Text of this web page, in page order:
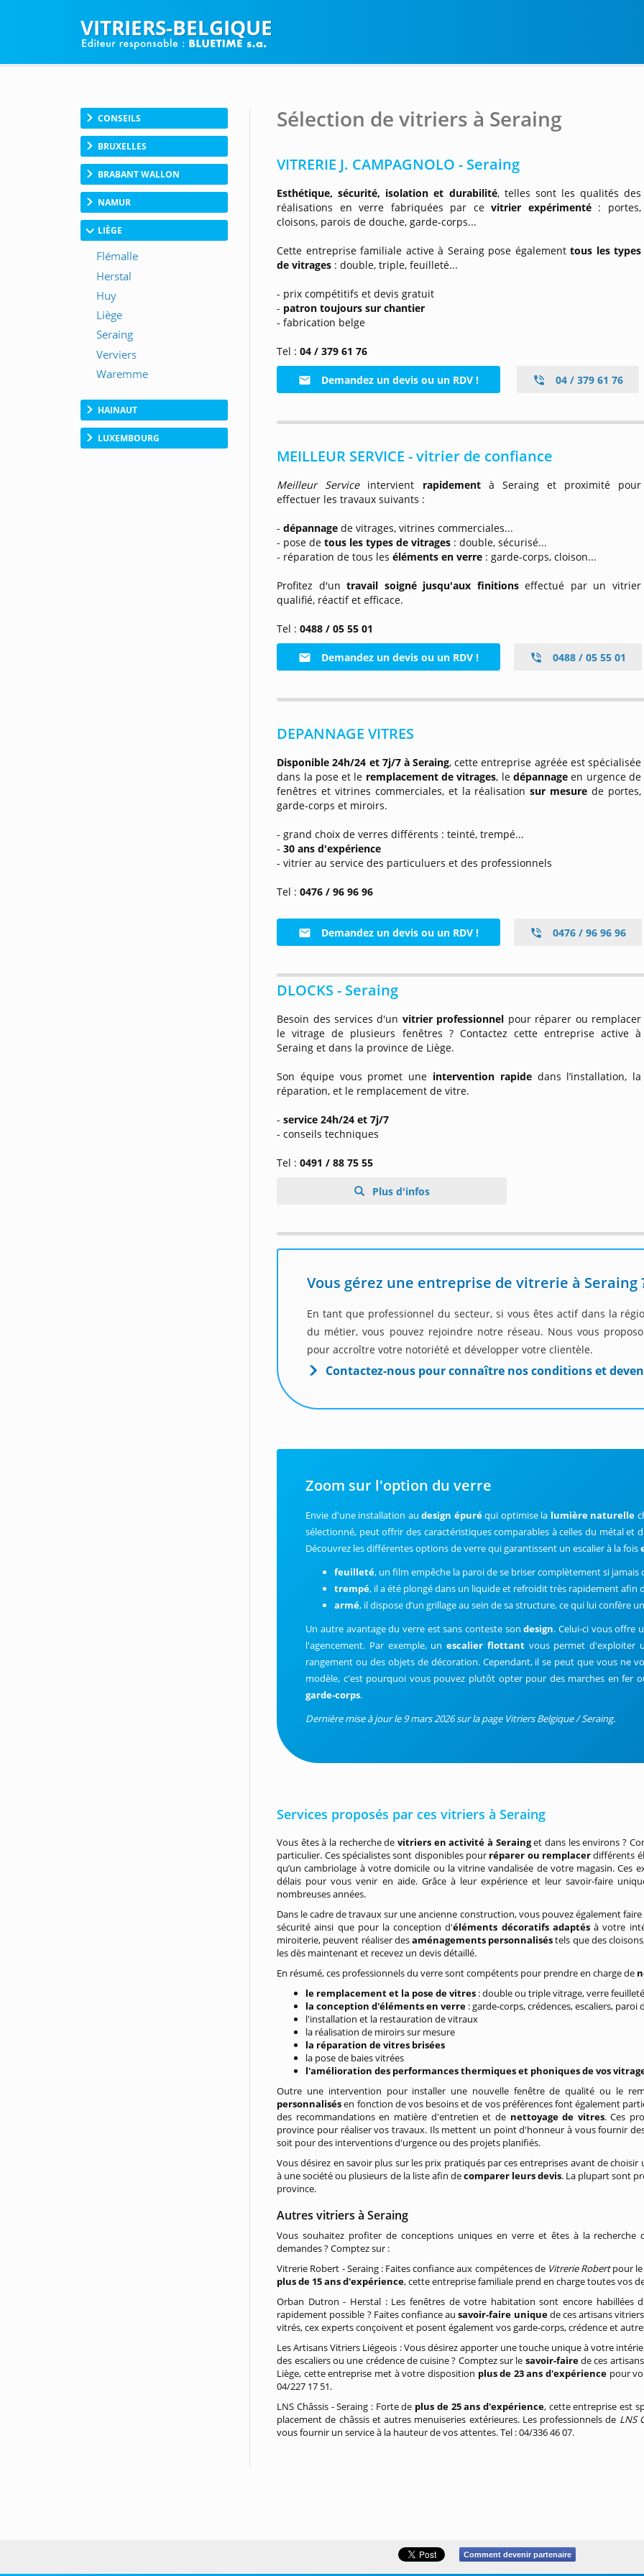
VITRIERS-BELGIQUE
CONSEILS
BRUXELLES
BRABANT WALLON
NAMUR
LIÈGE
HAINAUT
LUXEMBOURG
Sélection de vitriers à Seraing
VITRERIE J. CAMPAGNOLO - Seraing
Esthétique, sécurité, isolation et durabilité, telles sont les qualités des
réalisations en verre fabriquées par cevitrier expérimenté: portes,
cloisons, parois de douche, garde-corps...
Cette entreprise familiale active à Seraing pose égalementtous les types
de vitrages : double, triple, feuilleté...
- prix compétitifs et devis gratuit
- patron toujours sur chantier
- fabrication belge
Tel :04 / 379 61 76
Demandez un devis ou un RDV ! 04 / 379 61 76
MEILLEUR SERVICE - vitrier de confiance
Meilleur Serviceintervient rapidementà Seraing et proximité pour
effectuer les travaux suivants :
-dépannagede vitrages, vitrines commerciales...
- pose detous les types de vitrages : double, sécurisé...
- réparation de tous les éléments en verre : garde-corps, cloison...
Profitez d'untravail soigné jusqu'aux finitionseffectué par un vitrier
qualifié, réactif et efficace.
Tel :0488 / 05 55 01
Demandez un devis ou un RDV ! 0488 / 05 55 01
DEPANNAGE VITRES
Disponible 24h/24 et 7j/7 à Seraing, cette entreprise agréée est spécialisée
dans la pose et le remplacement de vitrages, ledépannageen urgence de
fenêtres et vitrines commerciales, et la réalisationsur mesure de portes,
garde-corps et miroirs.
- grand choix de verres différents : teinté, trempé...
-30 ans d'expérience
- vitrier au service des particuluers et des professionnels
Tel :0476 / 96 96 96
Demandez un devis ou un RDV ! 0476 / 96 96 96
DLOCKS - Seraing
Besoin des services d'un vitrier professionnel pour réparer ou remplacer
le vitrage de plusieurs fenêtres ? Contactez cette entreprise active à
Seraing et dans la province de Liège.
Son équipe vous promet une intervention rapidedans l’installation, la
réparation, et le remplacement de vitre.
-service 24h/24 et 7j/7
- conseils techniques
Tel :0491 / 88 75 55
Plus d'infos
Vous gérez une entreprise de vitrerie à Seraing
En tant que professionnel du secteur, si vous êtes actif dans la
du métier, vous pouvez rejoindre notre réseau. Nous vous
pour accroître votre notoriété et développer votre clientèle.
Contactez-nous pour connaître nos conditions et
Zoom sur l'option du verre
Envie d'une installation au design épuréqui optimise la lumière naturelle
sélectionné, peut offrir des caractéristiques comparables à celles du métal et
Découvrez les différentes options de verre qui garantissent un escalier à la fois
feuilleté, un film empêche la paroi de se briser complètement si
trempé, il a été plongé dans un liquide et refroidit très rapidement afin
armé, il dispose d’un grillage au sein de sa structure, ce qui lui confère
Un autre avantage du verre est sans conteste sondesign. Celui-ci vous offre
l'agencement. Par exemple, unescalier flottantvous permet d'exploiter
rangement ou des objets de décoration. Cependant, il se peut que vous ne
modèle, c'est pourquoi vous pouvez plutôt opter pour des marches en fer
garde-corps.
Dernière mise à jour le 9 mars 2026 sur la page Vitriers Belgique / Seraing.
Services proposés par ces vitriers à Seraing
Vous êtes à la recherche de vitriers en activité à Serainget dans les environs ?
particulier. Ces spécialistes sont disponibles pour réparer ou remplacerdifférents
qu’un cambriolage à votre domicile ou la vitrine vandalisée de votre magasin. Ces
délais pour vous venir en aide. Grâce à leur expérience et leur savoir-faire
nombreuses années.
Dans le cadre de travaux sur une ancienne construction, vous pouvez également
sécurité ainsi que pour la conception d'éléments décoratifs adaptésà votre
miroiterie, peuvent réaliser desaménagements personnaliséstels que des
les dès maintenant et recevez un devis détaillé.
En résumé, ces professionnels du verre sont compétents pour prendre en charge de
le remplacement et la pose de vitres : double ou triple vitrage, verre
la conception d'éléments en verre : garde-corps, crédences, escaliers, paroi
l'installation et la restauration de vitraux
la réalisation de miroirs sur mesure
la réparation de vitres brisées
la pose de baies vitrées
l'amélioration des performances thermiques et phoniques de vos
Outre une intervention pour installer une nouvelle fenêtre de qualité ou le
personnalisésen fonction de vos besoins et de vos préférences font également
des recommandations en matière d'entretien et de nettoyage de vitres. Ces
province pour réaliser vos travaux. Ils mettent un point d'honneur à vous fournir
soit pour des interventions d'urgence ou des projets planifiés.
Vous désirez en savoir plus sur les prix pratiqués par ces entreprises avant de
à une société ou plusieurs de la liste afin decomparer leurs devis. La plupart sont
province.
Autres vitriers à Seraing
Vous souhaitez profiter de conceptions uniques en verre et êtes à la
demandes ? Comptez sur :
Vitrerie Robert - Seraing : Faites confiance aux compétences de Vitrerie Robertpour
plus de 15 ans d'expérience, cette entreprise familiale prend en charge toutes vos
Orban Dutron - Herstal : Les fenêtres de votre habitation sont encore habillées
rapidement possible ? Faites confiance ausavoir-faire uniquede ces artisans
vitrés, cex experts conçoivent et posent également vos garde-corps, crédence et
Les Artisans Vitriers Liégeois : Vous désirez apporter une touche unique à votre
des escaliers ou une crédence de cuisine ? Comptez sur le savoir-fairede ces
Liège, cette entreprise met à votre disposition plus de 23 ans d'expérience pour
04/227 17 51.
LNS Châssis - Seraing : Forte de plus de 25 ans d'expérience, cette entreprise est
placement de châssis et autres menuiseries extérieures. Les professionnels de LNS
vous fournir un service à la hauteur de vos attentes. Tel : 04/336 46 07.
Comment devenir partenaire